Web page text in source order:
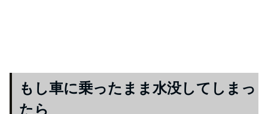
もし車に乗ったまま水没してしまっ
たら